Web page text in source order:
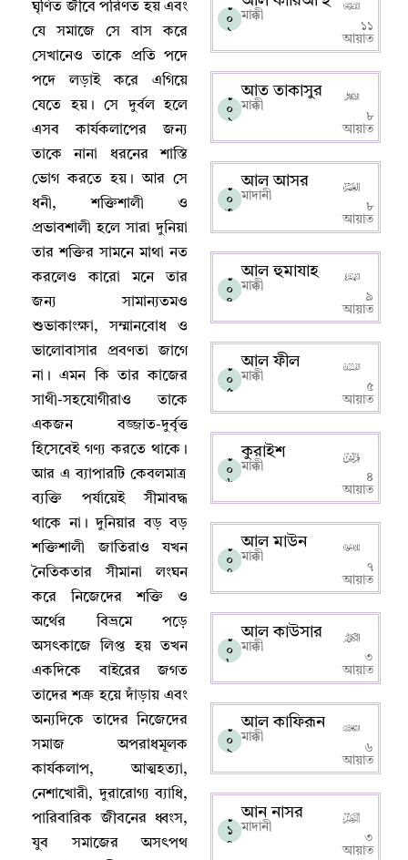
ঘৃণিত জীবে পরিণত হয় এবং
যে সমাজে সে বাস করে
সেখানেও তাকে প্রতি পদে
পদে লড়াই করে এগিয়ে
যেতে হয়। সে দুর্বল হলে
এসব কার্যকলাপের জন্য
তাকে নানা ধরনের শাস্তি
ভোগ করতে হয় । আর সে
ধনী,শক্তিশালী ও
প্রভাবশালী হলে সারা দুনিয়া
তার শক্তির সামনে মাথা নত
করলেও কারো মনে তার
জন্য সামান্যতমও
শুভাকাংক্ষা,সম্মানবোধ ও
ভালোবাসার প্রবণতা জাগে
না । এমন কি তার কাজের
সাথী-সহযোগীরাও তাকে
একজন বজ্জাত-দুর্বৃত্ত
হিসেবেই গণ্য করতে থাকে ।
আর এ ব্যাপারটি কেবলমাত্র
ব্যক্তি পর্যায়েই সীমাবদ্ধ
থাকে না । দুনিয়ার বড় বড়
শক্তিশালী জাতিরাও যখন
নৈতিকতার সীমানা লংঘন
করে নিজেদের শক্তি ও
অর্থের বিভ্রমে পড়ে
অসৎকাজে লিপ্ত হয় তখন
একদিকে বাইরের জগত
তাদের শত্রু হয়ে দাঁড়ায় এবং
অন্যদিকে তাদের নিজেদের
সমাজ অপরাধমূলক
কার্যকলাপ,আত্মহত্যা,
নেশাখোরী,দুরারোগ্য ব্যাধি,
পারিবারিক জীবনের ধ্বংস,
যুব সমাজের অসৎপথ
১
০
১
মাক্কী
১১
আয়াত
১
০
২
আত তাকাসুর
মাক্কী
৮
আয়াত
১
০
৩
আল আসর
মাদানী
৮
আয়াত
১
০
৪
আল হুমাযাহ
মাক্কী
৯
আয়াত
১
০
৫
আল ফীল
মাক্কী
৫
আয়াত
১
০
৬
কুরাইশ
মাক্কী
৪
আয়াত
১
০
৭
আল মাউন
মাক্কী
৭
আয়াত
১
০
৮
আল কাউসার
মাক্কী
৩
আয়াত
১
০
৯
আল কাফিরূন
মাক্কী
৬
আয়াত
১
১
০
আন নাসর
মাদানী
৩
আয়াত